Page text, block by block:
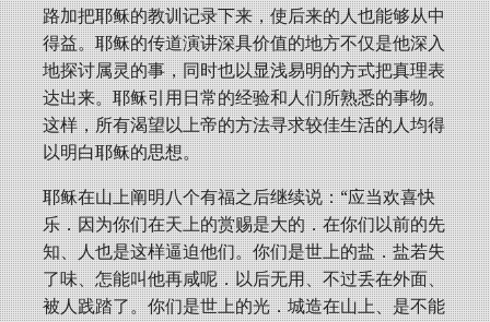
路加把耶稣的教训记录下来，使后来的人也能够从中
得益。耶稣的传道演讲深具价值的地方不仅是他深入
地探讨属灵的事，同时也以显浅易明的方式把真理表
达出来。耶稣引用日常的经验和人们所熟悉的事物。
这样，所有渴望以上帝的方法寻求较佳生活的人均得
以明白耶稣的思想。
耶稣在山上阐明八个有福之后继续说：“应当欢喜快
乐．因为你们在天上的赏赐是大的．在你们以前的先
知、人也是这样逼迫他们。你们是世上的盐．盐若失
了味、怎能叫他再咸呢．以后无用、不过丢在外面、
被人践踏了。你们是世上的光．城造在山上、是不能